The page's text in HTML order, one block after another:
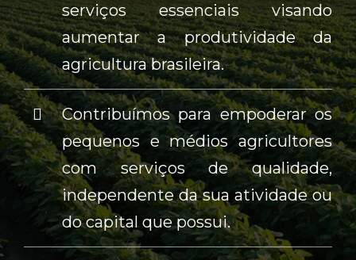
serviços essenciais visando
aumentar a produtividade da
agricultura brasileira.
Contribuímos para empoderar os
pequenos e médios agricultores
com serviços de qualidade,
independente da sua atividade ou
do capital que possui.